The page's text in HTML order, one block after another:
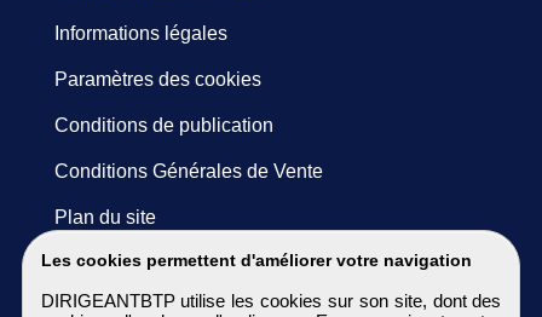
Les cookies permettent d'améliorer votre navigation
DIRIGEANTBTP utilise les cookies sur son site, dont des
Informations légales
Paramètres des cookies
Conditions de publication
Conditions Générales de Vente
Plan du site